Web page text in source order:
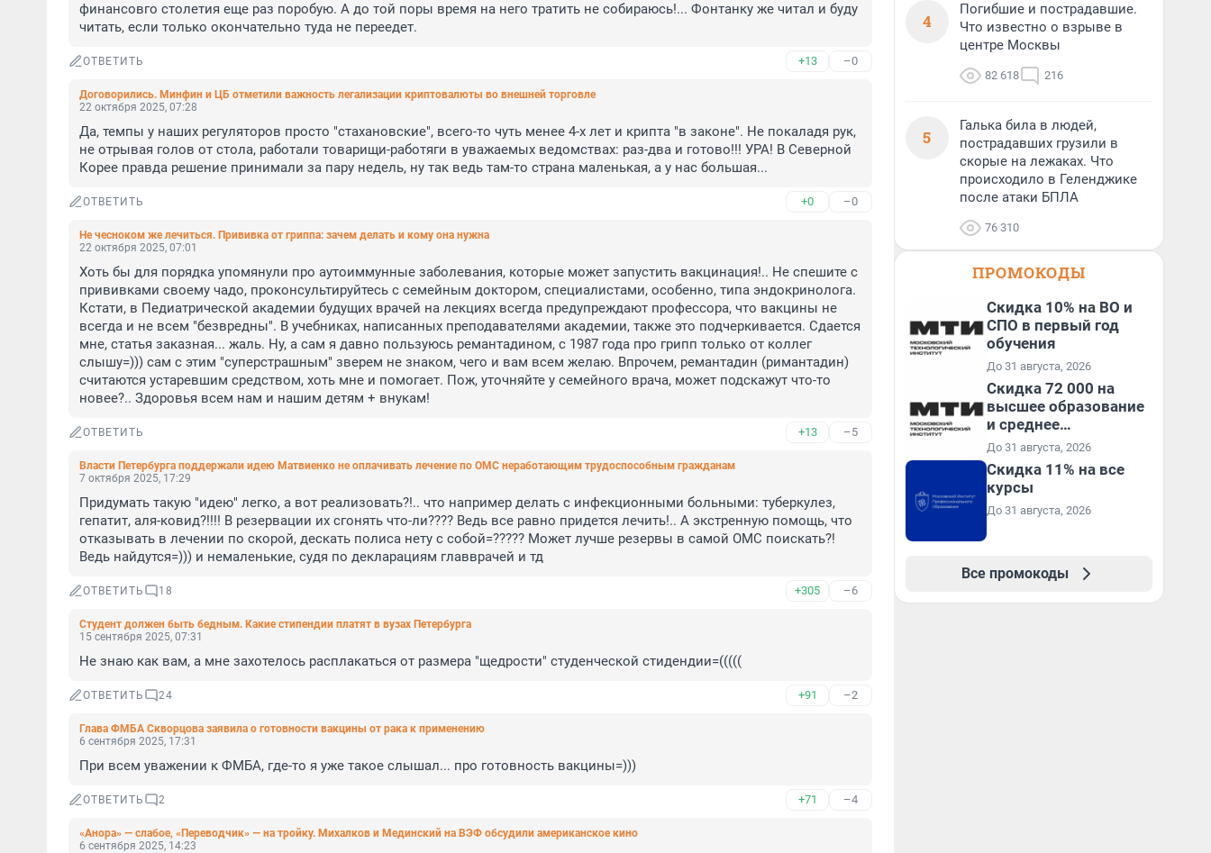
финансовго столетия еще раз поробую. А до той поры время на него тратить не собираюсь!... Фонтанку же читал и буду
читать, если только окончательно туда не переедет.
ОТВЕТИТЬ +13 –0
Договорились. Минфин и ЦБ отметили важность легализации криптовалюты во внешней торговле
22 октября 2025, 07:28
Да, темпы у наших регуляторов просто "стахановские", всего-то чуть менее 4-х лет и крипта "в законе". Не покаладя рук,
не отрывая голов от стола, работали товарищи-работяги в уважаемых ведомствах: раз-два и готово!!! УРА! В Северной
Корее правда решение принимали за пару недель, ну так ведь там-то страна маленькая, а у нас большая...
ОТВЕТИТЬ +0 –0
Не чесноком же лечиться. Прививка от гриппа: зачем делать и кому она нужна
22 октября 2025, 07:01
Хоть бы для порядка упомянули про аутоиммунные заболевания, которые может запустить вакцинация!.. Не спешите с
прививками своему чадо, проконсультируйтесь с семейным доктором, специалистами, особенно, типа эндокринолога.
Кстати, в Педиатрической академии будущих врачей на лекциях всегда предупреждают профессора, что вакцины не
всегда и не всем "безвредны". В учебниках, написанных преподавателями академии, также это подчеркивается. Сдается
мне, статья заказная... жаль. Ну, а сам я давно пользуюсь ремантадином, с 1987 года про грипп только от коллег
слышу=))) сам с этим "суперстрашным" зверем не знаком, чего и вам всем желаю. Впрочем, ремантадин (римантадин)
считаются устаревшим средством, хоть мне и помогает. Пож, уточняйте у семейного врача, может подскажут что-то
новее?.. Здоровья всем нам и нашим детям + внукам!
ОТВЕТИТЬ +13 –5
Власти Петербурга поддержали идею Матвиенко не оплачивать лечение по ОМС неработающим трудоспособным гражданам
7 октября 2025, 17:29
Придумать такую "идею" легко, а вот реализовать?!.. что например делать с инфекционными больными: туберкулез,
гепатит, аля-ковид?!!!! В резервации их сгонять что-ли???? Ведь все равно придется лечить!.. А экстренную помощь, что
отказывать в лечении по скорой, дескать полиса нету с собой=????? Может лучше резервы в самой ОМС поискать?!
Ведь найдутся=))) и немаленькие, судя по декларациям главврачей и тд
ОТВЕТИТЬ 18 +305 –6
Студент должен быть бедным. Какие стипендии платят в вузах Петербурга
15 сентября 2025, 07:31
Не знаю как вам, а мне захотелось расплакаться от размера "щедрости" студенческой стидендии=(((((
ОТВЕТИТЬ 24 +91 –2
Глава ФМБА Скворцова заявила о готовности вакцины от рака к применению
6 сентября 2025, 17:31
При всем уважении к ФМБА, где-то я уже такое слышал... про готовность вакцины=)))
ОТВЕТИТЬ 2 +71 –4
«Анора» — слабое, «Переводчик» — на тройку. Михалков и Мединский на ВЭФ обсудили американское кино
6 сентября 2025, 14:23
4
Погибшие и пострадавшие.
Что известно о взрыве в
центре Москвы
82 618 216
5
Галька била в людей,
пострадавших грузили в
скорые на лежаках. Что
происходило в Геленджике
после атаки БПЛА
76 310
ПРОМОКОДЫ
Скидка 10% на ВО и
СПО в первый год
обучения
До 31 августа, 2026
Скидка 72 000 на
высшее образование
и среднее
специальное
образование в
первый год обучения
До 31 августа, 2026
Скидка 11% на все
курсы
До 31 августа, 2026
Все промокоды